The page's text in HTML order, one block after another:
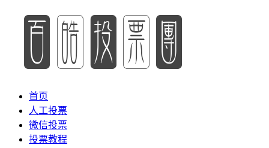
首页
人工投票
微信投票
投票教程